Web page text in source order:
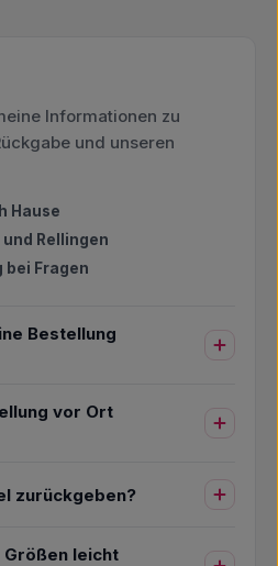
Informationen zu
und unseren
Hause
Rellingen
bei Fragen
Bestellung
vor Ort
zurückgeben?
Größen leicht